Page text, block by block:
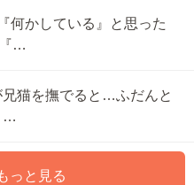
何かしている』と思った
…
猫を撫でると…ふだんと
…
っと見る